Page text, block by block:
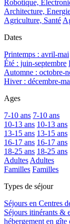
Robotique,
Architecture,
Agriculture, Santé
Dates
Printemps : avril-mai
Été : juin-septembre
Automne : octobre-
Hiver : décembre-
Ages
7-10 ans 7-10 ans
10-13 ans 10-13 ans
13-15 ans 13-15 ans
16-17 ans 16-17 ans
18-25 ans 18-25 ans
Adultes Adultes
Familles Familles
Types de séjour
Séjours en Centres
Séjours itinérants &
hébergement en gîte